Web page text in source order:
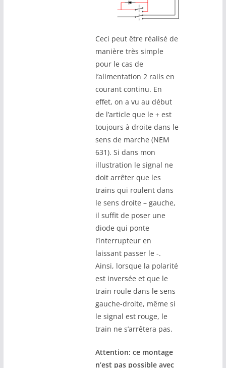
Ceci peut être réalisé de
manière très simple
pour le cas de
l’alimentation 2 rails en
courant continu. En
effet, on a vu au début
de l’article que le + est
toujours à droite dans le
sens de marche (NEM
631). Si dans mon
illustration le signal ne
doit arrêter que les
trains qui roulent dans
le sens droite – gauche,
il suffit de poser une
diode qui ponte
l’interrupteur en
laissant passer le -.
Ainsi, lorsque la polarité
est inversée et que le
train roule dans le sens
gauche-droite, même si
le signal est rouge, le
train ne s’arrêtera pas.
Attention: ce montage
n’est pas possible avec